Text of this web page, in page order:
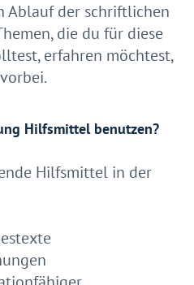
Ablauf der schriftlichen
die du für diese
erfahren möchtest,
vorbei.
Hilfsmittel benutzen?
Hilfsmittel in der